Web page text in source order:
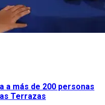
a más de 200 personas
Terrazas